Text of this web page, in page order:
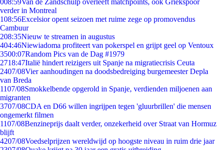
008:59Van de Zandschulp overleeft matchpoints, ook Griekspoor
verder in Montreal
108:56Excelsior opent seizoen met ruime zege op promovendus
Cambuur
208:35Nieuw te streamen in augustus
404:46Niewiadoma profiteert van pokerspel en grijpt geel op Ventoux
3500:07Random Pics van de Dag #1979
2718:47Italië hindert reizigers uit Spanje na migratiecrisis Ceuta
2407/08Vier aanhoudingen na doodsbedreiging burgemeester Depla
van Breda
1107/08Smokkelbende opgerold in Spanje, verdienden miljoenen aan
migranten
3707/08CDA en D66 willen ingrijpen tegen 'gluurbrillen' die mensen
ongemerkt filmen
1107/08Benzineprijs daalt verder, onzekerheid over Straat van Hormuz
blijft
4207/08Voedselprijzen wereldwijd op hoogste niveau in ruim drie jaar